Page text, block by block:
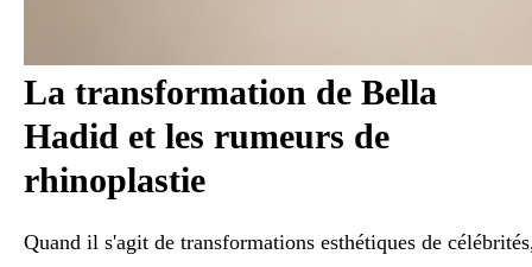
La transformation de Bella
Hadid et les rumeurs de
rhinoplastie
Quand il s'agit de transformations esthétiques de